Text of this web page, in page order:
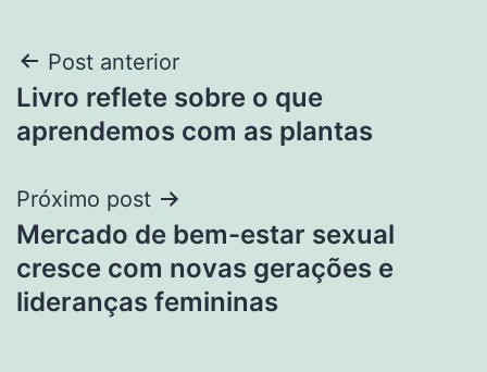
Navegação
de
Post anterior
Livro reflete sobre o que
aprendemos com as plantas
Próximo post
Mercado de bem-estar sexual
cresce com novas gerações e
lideranças femininas